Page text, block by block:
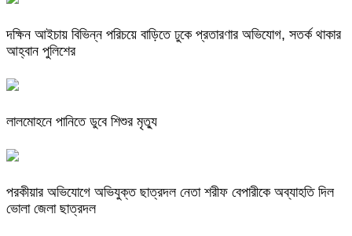
দক্ষিন আইচায় ‎বিভিন্ন পরিচয়ে বাড়িতে ঢুকে প্রতারণার অভিযোগ, সতর্ক থাকার
আহ্বান পুলিশের
লালমোহনে পানিতে ডুবে শিশুর মৃত্যু
পরকীয়ার অভিযোগে অভিযুক্ত ছাত্রদল নেতা শরীফ বেপারীকে অব্যাহতি দিল
ভোলা জেলা ছাত্রদল